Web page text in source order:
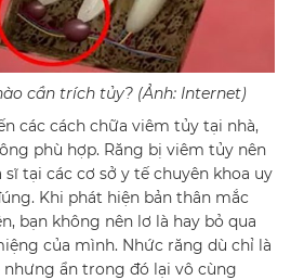
cần trích tủy? (Ảnh: Internet)
các cách chữa viêm tủy tại nhà,
phù hợp. Răng bị viêm tủy nên
tại các cơ sở y tế chuyên khoa uy
Khi phát hiện bản thân mắc
bạn không nên lơ là hay bỏ qua
của mình. Nhức răng dù chỉ là
ẩn trong đó lại vô cùng